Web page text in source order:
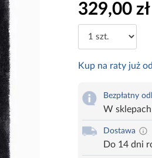
329,00 zł
Kup na raty już od
Bezpłatny
W
Dostawa
Do 14 dni